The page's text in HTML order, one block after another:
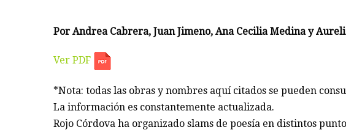
Por Andrea Cabrera, Juan Jimeno, Ana Cecilia Medina y
Ver PDF
*Nota: todas las obras y nombres aquí citados se pueden
La información es constantemente actualizada.
Rojo Córdova ha organizado slams de poesía en distintos